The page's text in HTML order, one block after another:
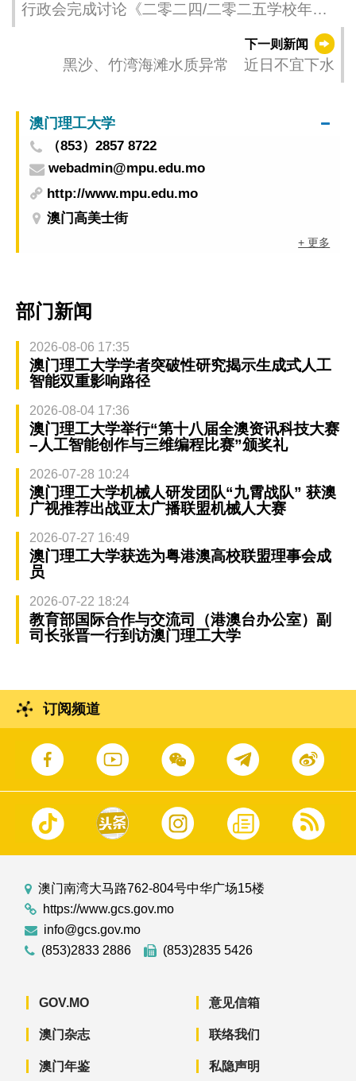
行政会完成讨论《二零二四/二零二五学校年度
广东省学校就读学生就学财政支援》行政法规
下一则新闻
黑沙、竹湾海滩水质异常 近日不宜下水
澳门理工大学
（853）2857 8722
webadmin@mpu.edu.mo
http://www.mpu.edu.mo
澳门高美士街
+ 更多
部门新闻
2026-08-06 17:35
澳门理工大学学者突破性研究揭示生成式人工
智能双重影响路径
2026-08-04 17:36
澳门理工大学举行“第十八届全澳资讯科技大赛
–人工智能创作与三维编程比赛”颁奖礼
2026-07-28 10:24
澳门理工大学机械人研发团队“九霄战队” 获澳
广视推荐出战亚太广播联盟机械人大赛
2026-07-27 16:49
澳门理工大学获选为粤港澳高校联盟理事会成
员
2026-07-22 18:24
教育部国际合作与交流司（港澳台办公室）副
司长张晋一行到访澳门理工大学
订阅频道
澳门南湾大马路762-804号中华广场15楼
https://www.gcs.gov.mo
info@gcs.gov.mo
(853)2833 2886
(853)2835 5426
GOV.MO
澳门杂志
澳门年鉴
意见信箱
联络我们
私隐声明